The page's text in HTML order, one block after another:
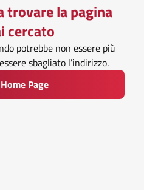
trovare la pagina
cercato
potrebbe non essere più
sbagliato l’indirizzo.
Page